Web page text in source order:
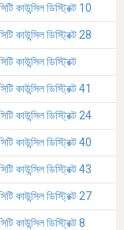
কাউন্সিল ডিস্ট্রিক্ট 10
কাউন্সিল ডিস্ট্রিক্ট 28
কাউন্সিল ডিস্ট্রিক্ট
কাউন্সিল ডিস্ট্রিক্ট 41
কাউন্সিল ডিস্ট্রিক্ট 24
কাউন্সিল ডিস্ট্রিক্ট 40
কাউন্সিল ডিস্ট্রিক্ট 43
কাউন্সিল ডিস্ট্রিক্ট 27
কাউন্সিল ডিস্ট্রিক্ট 8